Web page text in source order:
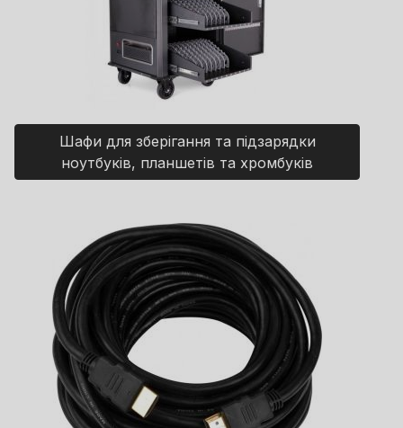
Шафи для зберігання та підзарядки
ноутбуків, планшетів та хромбуків